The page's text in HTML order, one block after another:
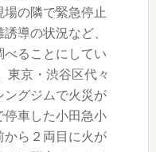
の隣で緊急停止
導の状況など、
ることにしてい
東京・渋谷区代々
グジムで火災が
車した小田急小
から２両目に火が